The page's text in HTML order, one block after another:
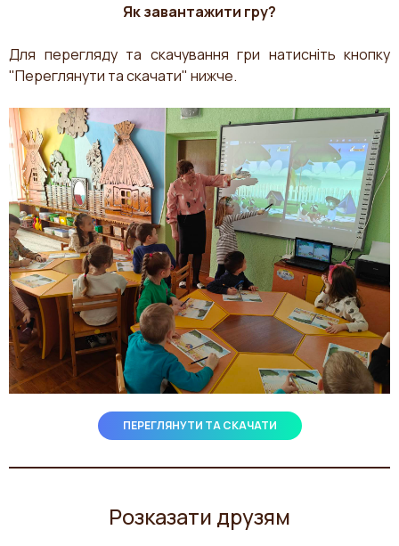
Як завантажити гру?
Для перегляду та скачування гри натисніть кнопку
"Переглянути та скачати" нижче.
ПЕРЕГЛЯНУТИ ТА СКАЧАТИ
Розказати друзям